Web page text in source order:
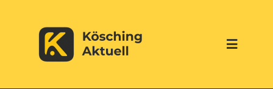
content
Toggle